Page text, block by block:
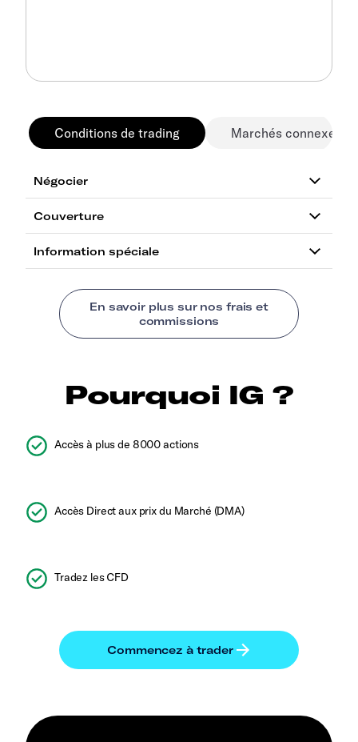
Conditions de trading Marchés connexes
Pourquoi IG ?
Accès à plus de 8000 actions
Accès Direct aux prix du Marché (DMA)
Tradez les CFD